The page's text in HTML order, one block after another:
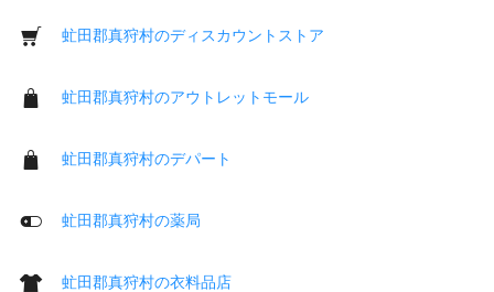
虻田郡真狩村のディスカウントストア
虻田郡真狩村のアウトレットモール
虻田郡真狩村のデパート
虻田郡真狩村の薬局
虻田郡真狩村の衣料品店